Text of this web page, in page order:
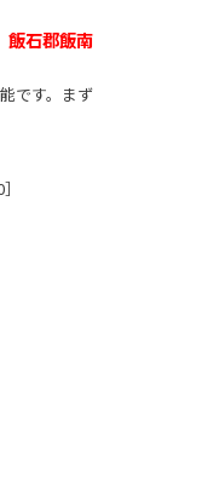
飯石郡飯南
です。まず